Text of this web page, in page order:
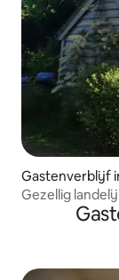
Gastenverblijf
Gezellig